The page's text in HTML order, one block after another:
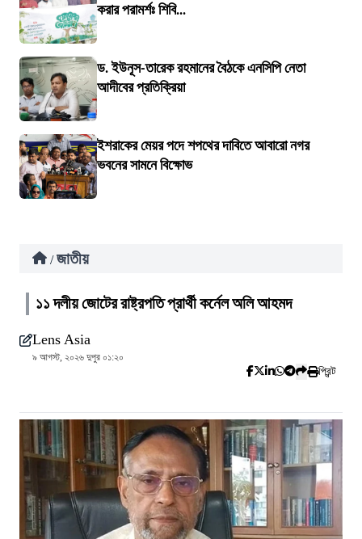
করার পরামর্শঃ শিবি...
ড. ইউনূস-তারেক রহমানের বৈঠকে এনসিপি নেতা
আদীবের প্রতিক্রিয়া
ইশরাকের মেয়র পদে শপথের দাবিতে আবারো নগর
ভবনের সামনে বিক্ষোভ
/ জাতীয়
১১ দলীয় জোটের রাষ্ট্রপতি প্রার্থী কর্নেল অলি আহমদ
Lens Asia
৯ আগস্ট, ২০২৬ দুপুর ০১:২০
প্রিন্ট